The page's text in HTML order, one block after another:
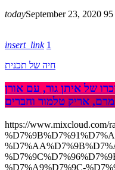
todaySeptember 23, 2020 95
insert_link 1
חיה של תכנית
של איתן גור, עם אורן
אריק טלמור וחברים
https://www.mixcloud.com/
%D7%A9%D7%9C-